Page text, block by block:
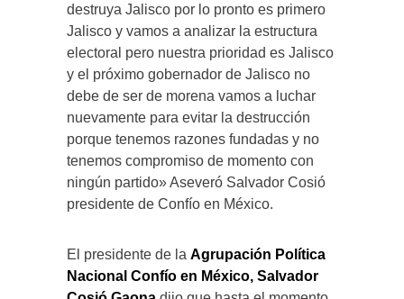
destruya Jalisco por lo pronto es primero
Jalisco y vamos a analizar la estructura
electoral pero nuestra prioridad es Jalisco
y el próximo gobernador de Jalisco no
debe de ser de morena vamos a luchar
nuevamente para evitar la destrucción
porque tenemos razones fundadas y no
tenemos compromiso de momento con
ningún partido» Aseveró Salvador Cosió
presidente de Confío en México.
El presidente de la Agrupación Política
Nacional Confío en México, Salvador